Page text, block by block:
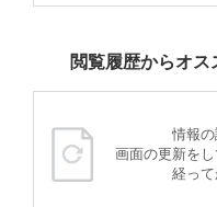
閲覧履歴からオス
情報の
画面の更新を
経って